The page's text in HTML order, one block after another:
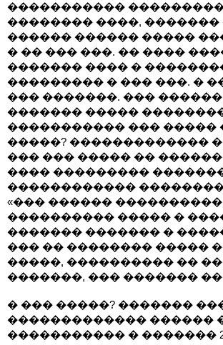
�����������
�������� ����, �������
������ ������ �����
� �� ��� ���. �� ����
������� ���� �
��������� � ��� ���. �
��� �������. ���
������� �����
����������� ��� �����
�����? �������������
��� ��� ����� ��
���� ���������
������������
«��� ������
���������� ����� �
������� ������� �
��� �� �������� �����
�����, ���������� ��
�������, ��� �������
� ��� �����? �������
������������� ������
����������� � �������